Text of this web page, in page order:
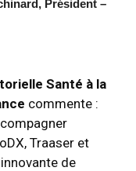
Président –
Santé à la
commente :
Traaser et
de